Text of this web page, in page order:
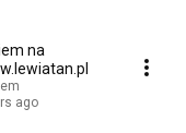
na
ago